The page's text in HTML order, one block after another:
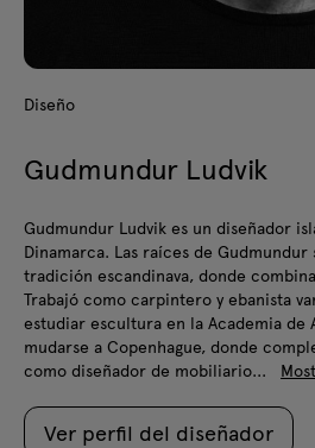
Diseño
Gudmundur Ludvik
Gudmundur Ludvik es un diseñador
Dinamarca. Las raíces de
tradición escandinava, donde
Trabajó como carpintero y ebanista
estudiar escultura en la Academia de
mudarse a Copenhague, donde
como diseñador de mobiliario...
Ver perfil del diseñador